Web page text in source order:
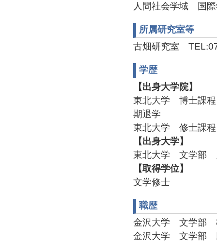
人間社会学域 国
所属研究室等
古畑研究室
学歴
【出身大学院】
東北大学 博士課
期退学
東北大学 修士課
【出身大学】
東北大学 文学部
【取得学位】
文学修士
職歴
金沢大学 文学部
金沢大学 文学部